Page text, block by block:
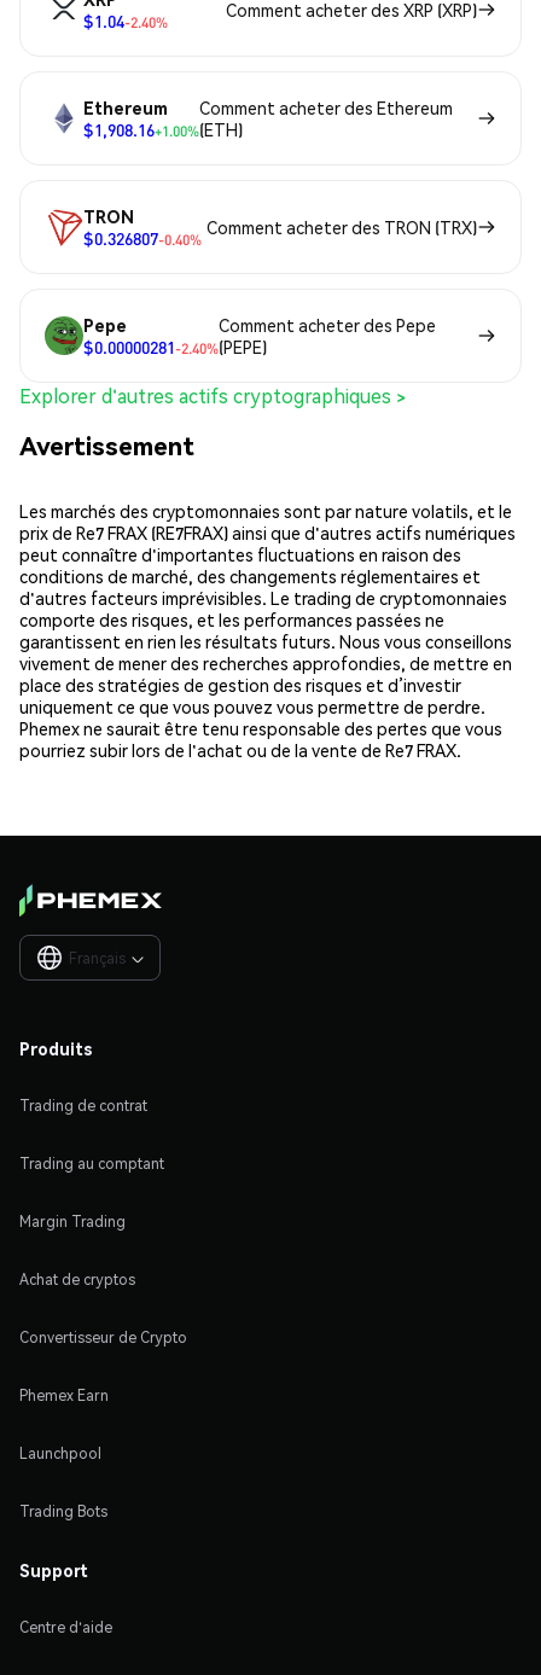
$1.04-2.40%
Comment acheter des XRP (XRP)
Ethereum
$1,908.16+1.00%
Comment acheter des Ethereum
(ETH)
TRON
$0.326807-0.40%
Comment acheter des TRON (TRX)
Pepe
$0.00000281-2.40%
Comment acheter des Pepe
(PEPE)
Explorer d'autres actifs cryptographiques >
Avertissement
Les marchés des cryptomonnaies sont par nature volatils, et le
prix de Re7 FRAX (RE7FRAX) ainsi que d'autres actifs numériques
peut connaître d'importantes fluctuations en raison des
conditions de marché, des changements réglementaires et
d'autres facteurs imprévisibles. Le trading de cryptomonnaies
comporte des risques, et les performances passées ne
garantissent en rien les résultats futurs. Nous vous conseillons
vivement de mener des recherches approfondies, de mettre en
place des stratégies de gestion des risques et d’investir
uniquement ce que vous pouvez vous permettre de perdre.
Phemex ne saurait être tenu responsable des pertes que vous
pourriez subir lors de l'achat ou de la vente de Re7 FRAX.
Français 
Produits
Trading de contrat
Trading au comptant
Margin Trading
Achat de cryptos
Convertisseur de Crypto
Phemex Earn
Launchpool
Trading Bots
Support
Centre d'aide